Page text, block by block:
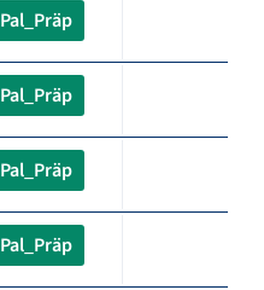
Pal_Präp
Pal_Präp
Pal_Präp
Pal_Präp